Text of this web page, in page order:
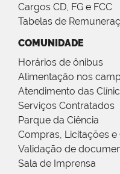
Cargos CD, FG e FCC
Tabelas de
COMUNIDADE
Horários de ônibus
Alimentação nos
Atendimento das
Serviços Contratados
Parque da Ciência
Compras, Licitações
Validação de
Sala de Imprensa